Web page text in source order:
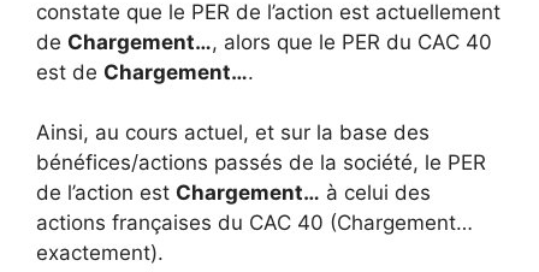
constate que le PER de l’action est actuellement
de Chargement…, alors que le PER du CAC 40
est de Chargement….
Ainsi, au cours actuel, et sur la base des
bénéfices/actions passés de la société, le PER
de l’action est Chargement… à celui des
actions françaises du CAC 40 (Chargement…
exactement).